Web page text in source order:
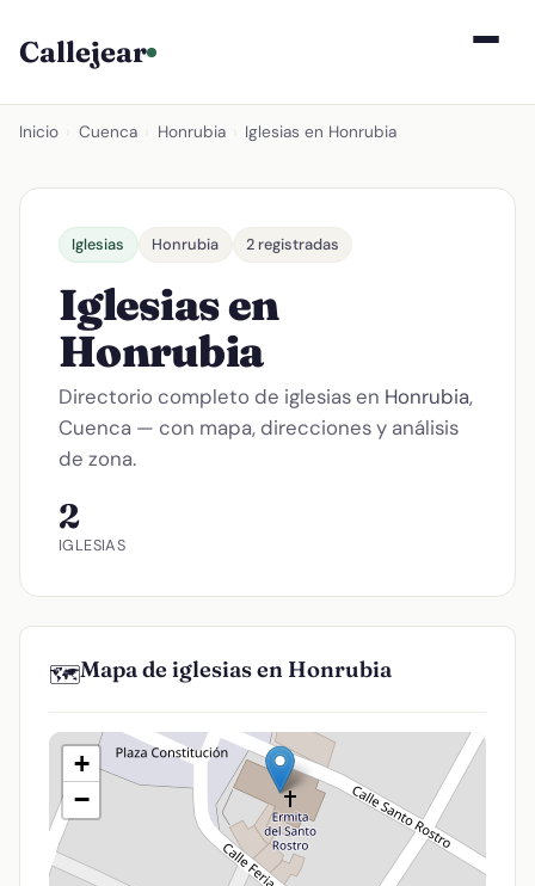
Callejear
Inicio Cuenca Honrubia Iglesias en Honrubia
Iglesias Honrubia 2 registradas
Iglesias en
Honrubia
Directorio completo de iglesias en Honrubia,
Cuenca — con mapa, direcciones y análisis
de zona.
2
IGLESIAS
🗺️Mapa de iglesias en Honrubia
+
−